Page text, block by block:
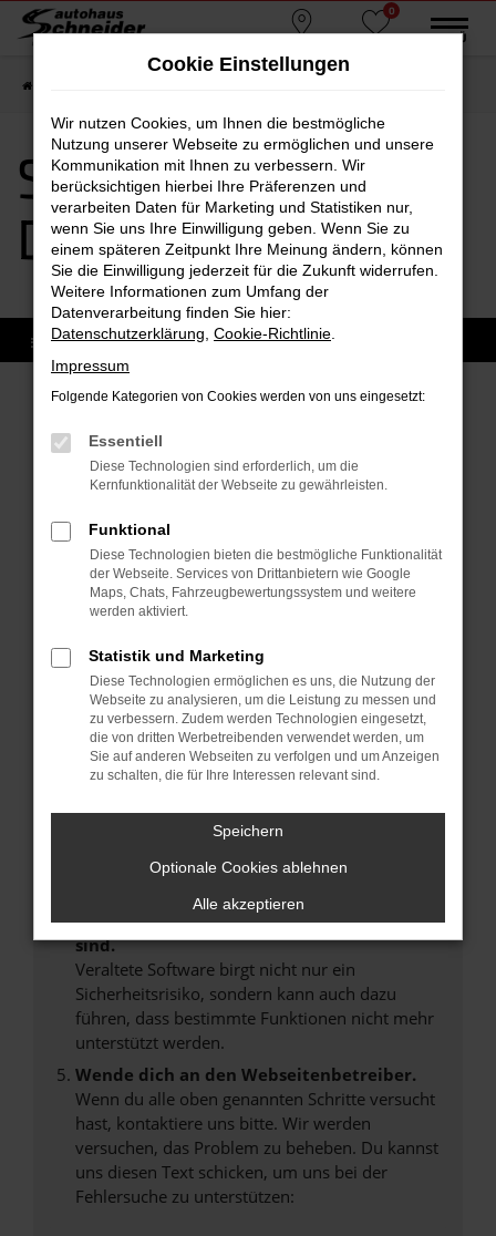
Zum
0
MENÜ
Seat Tarraco
Dorfen
Fehler: Network Error
Beim Laden ist ein Fehler aufgetreten.
Überprüfe deine Firewall und deine
Internetverbindung.
Laden andere Webseiten, zum Beispiel deine
Prüfe deine Browsererweiterungen.
Manche Erweiterungen, wie Werbeblocker,
können das Laden bestimmter Seiten
verhindern. Funktioniert die Seite in einem
anderen Browser oder in einem privaten
Fenster?
Starte dein Gerät neu.
Das kann manchmal helfen, vorübergehende
Probleme zu beheben.
Stelle sicher, dass dein Browser und dein
Betriebssystem auf dem neuesten Stand
sind.
Veraltete Software birgt nicht nur ein
Sicherheitsrisiko, sondern kann auch dazu
führen, dass bestimmte Funktionen nicht mehr
unterstützt werden.
Wende dich an den Webseitenbetreiber.
Wenn du alle oben genannten Schritte versucht
hast, kontaktiere uns bitte. Wir werden
versuchen, das Problem zu beheben. Du kannst
uns diesen Text schicken, um uns bei der
Fehlersuche zu unterstützen:
Cookie Einstellungen
Wir nutzen Cookies, um Ihnen die bestmögliche
Nutzung unserer Webseite zu ermöglichen und unsere
Kommunikation mit Ihnen zu verbessern. Wir
berücksichtigen hierbei Ihre Präferenzen und
verarbeiten Daten für Marketing und Statistiken nur,
wenn Sie uns Ihre Einwilligung geben. Wenn Sie zu
einem späteren Zeitpunkt Ihre Meinung ändern, können
Sie die Einwilligung jederzeit für die Zukunft widerrufen.
Weitere Informationen zum Umfang der
Datenverarbeitung finden Sie hier:
Datenschutzerklärung Cookie-Richtlinie
Impressum
Folgende Kategorien von Cookies werden von uns eingesetzt:
Essentiell
Diese Technologien sind erforderlich, um die
Kernfunktionalität der Webseite zu gewährleisten.
Funktional
Diese Technologien bieten die bestmögliche Funktionalität
der Webseite. Services von Drittanbietern wie Google
Maps, Chats, Fahrzeugbewertungssystem und weitere
werden aktiviert.
Statistik und Marketing
Diese Technologien ermöglichen es uns, die Nutzung der
Webseite zu analysieren, um die Leistung zu messen und
zu verbessern. Zudem werden Technologien eingesetzt,
die von dritten Werbetreibenden verwendet werden, um
Sie auf anderen Webseiten zu verfolgen und um Anzeigen
zu schalten, die für Ihre Interessen relevant sind.
Speichern
Optionale Cookies ablehnen
Alle akzeptieren